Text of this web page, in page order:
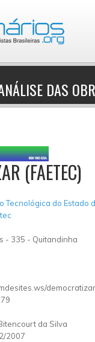
DAS
(FAETEC)
Tecnológica do Estado
- 335 - Quitandinha
da Silva
2007